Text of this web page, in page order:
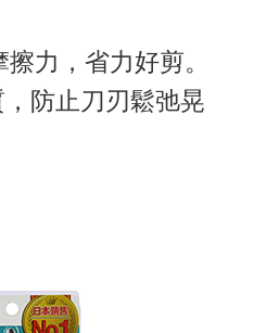
力，省力好剪。
，防止刀刃鬆弛晃